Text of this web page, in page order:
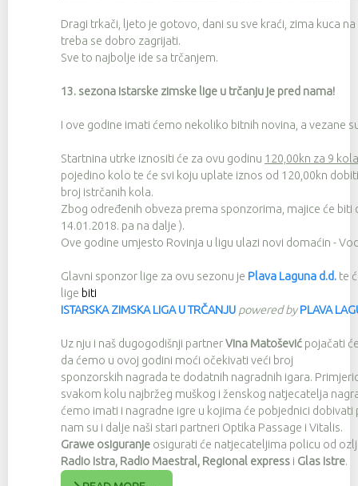
Dragi trkači, ljeto je gotovo, dani su sve kraći, zima kuca
treba se dobro zagrijati.
Sve to najbolje ide sa trčanjem.
13. sezona istarske zimske lige u trčanju je pred nama!
I ove godine imati ćemo nekoliko bitnih novina, a vezane
Startnina utrke iznositi će za ovu godinu 120,00kn za 9 kola
pojedino kolo te će svi koju uplate iznos od 120,00kn
broj istrčanih kola.
Zbog određenih obveza prema sponzorima, majice će biti
14.01.2018. pa na dalje ).
Ove godine umjesto Rovinja u ligu ulazi novi domaćin -
Glavni sponzor lige za ovu sezonu je Plava Laguna d.d. te
lige biti
ISTARSKA ZIMSKA LIGA U TRČANJU powered by PLAVA
Uz nju i naš dugogodišnji partnerVina Matošević pojačati
da ćemo u ovoj godini moći očekivati veći broj
sponzorskih nagrada te dodatnih nagradnih igara.
svakom kolu najbržeg muškog i ženskog natjecatelja
ćemo imati i nagradne igre u kojima će pobjednici dobivati
nam su i dalje naši stari partneri Optika Passage i Vitalis.
Grawe osiguranje osigurati će natjecateljima policu od
Radio Istra, Radio Maestral, Regional express i Glas Istre.